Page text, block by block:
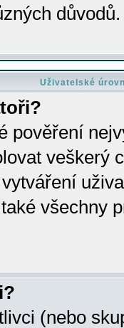
důvodů.
Uživatelské
pověření
veškerý
všechny
(nebo